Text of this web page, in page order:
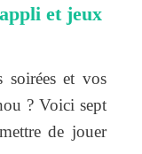
et jeux
soirées et vos
? Voici sept
de jouer